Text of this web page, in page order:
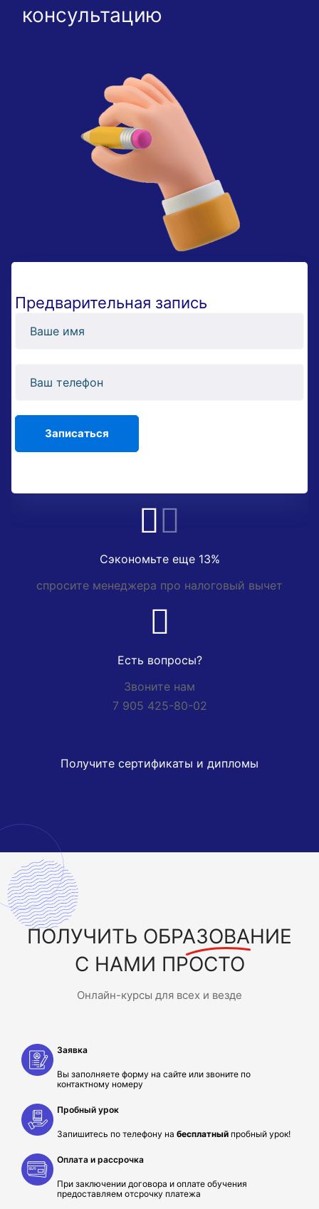
консультацию
Предварительная запись
Сэкономьте еще 13%
спросите менеджера про налоговый вычет
Есть вопросы?
Звоните нам
7 905 425-80-02
Получите сертификаты и дипломы
ПОЛУЧИТЬ ОБРАЗОВАНИЕ
С НАМИ ПРОСТО
Онлайн-курсы для всех и везде
Заявка
Вы заполняете форму на сайте или звоните по
контактному номеру
Пробный урок
Запишитесь по телефону на бесплатный пробный урок!
Оплата и рассрочка
При заключении договора и оплате обучения
предоставляем отсрочку платежа